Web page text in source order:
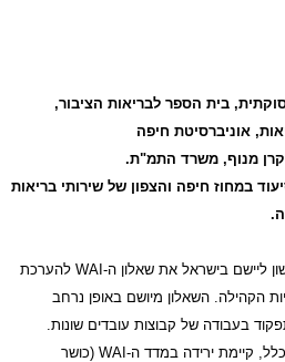
בית הספר לבריאות הציבור,
אוניברסיטת חיפה
מנוף, משרד התמ"ת.
במחוז חיפה והצפון של שירותי בריאות
ליישם בישראל את שאלון ה- WAI להערכת
הקהילה. השאלון מיושם באופן נרחב
בעבודה של קבוצות עובדים שונות.
קיימת ירידה במדד ה- WAI (כושר